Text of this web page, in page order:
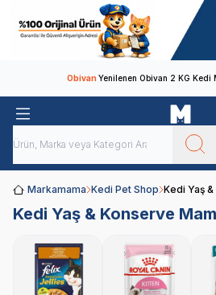
ObivanYenilenen Obivan 2 KG Kedi
Markamama Kedi Pet Shop Kedi Yaş
Kedi Yaş & Konserve